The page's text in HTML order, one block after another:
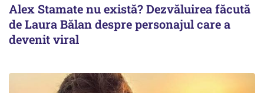
Alex Stamate nu există? Dezvăluirea făcută
de Laura Bălan despre personajul care a
devenit viral